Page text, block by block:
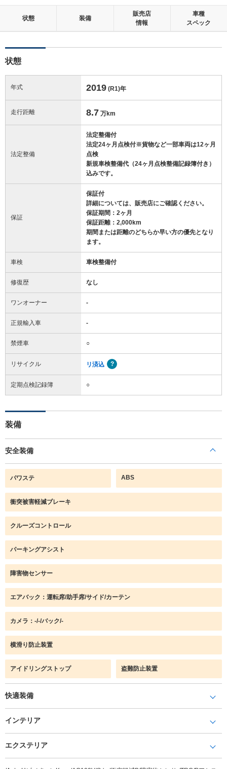
状態 装備
販売店
情報
車種
スペック
状態
年式 2019 (R1)年
走行距離 8.7 万km
法定整備
法定整備付
法定24ヶ月点検付※貨物など一部車両は12ヶ月
点検
新規車検整備代（24ヶ月点検整備記録簿付き）
込みです。
保証
保証付
詳細については、販売店にご確認ください。
保証期間：2ヶ月
保証距離：2,000km
期間または距離のどちらか早い方の優先となり
ます。
車検 車検整備付
修復歴 なし
ワンオーナー -
正規輸入車 -
禁煙車 ○
リサイクル リ済込
定期点検記録簿 ○
装備
安全装備
パワステ ABS
衝突被害軽減ブレーキ
クルーズコントロール
パーキングアシスト
障害物センサー
エアバック：運転席/助手席/サイド/カーテン
カメラ：-/-/バック/-
横滑り防止装置
アイドリングストップ 盗難防止装置
快適装備
インテリア
エクステリア